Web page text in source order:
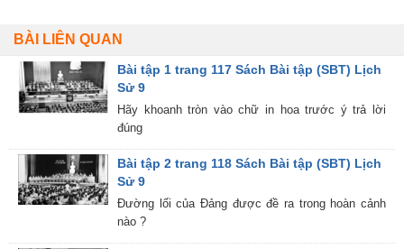
BÀI LIÊN QUAN
Bài tập 1 trang 117 Sách Bài tập (SBT) Lịch
Sử 9
Hãy khoanh tròn vào chữ in hoa trước ý trả lời
đúng
Bài tập 2 trang 118 Sách Bài tập (SBT) Lịch
Sử 9
Đường lối của Đảng được đề ra trong hoàn cảnh
nào ?